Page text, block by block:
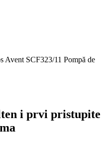
Avent SCF323/11 Pompă de
i prvi pristupite